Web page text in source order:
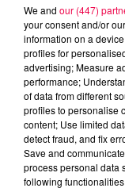
ASTRO
MAGNUM
Rémy
L'ASTROTOP
We and our (447)
your consent and/or
information on a
profiles for
advertising; Measure
performance;
of data from different
profiles to personalise
content; Use limited
detect fraud, and fix
Save and
process personal data
following